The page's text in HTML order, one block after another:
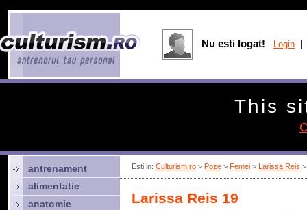
Esti in: Culturism.ro> Poze> Femei> Larissa Reis
Larissa Reis 19
antrenament
alimentatie
anatomie
Nu esti logat! Login
This